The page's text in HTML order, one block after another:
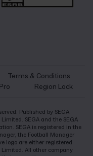
Terms & Conditions
Region Lock
Published by SEGA
SEGA and the SEGA
SEGA is registered in the
the Football Manager
logo are either registered
All other company